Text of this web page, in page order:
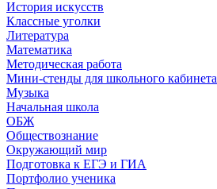
История искусств
Классные уголки
Литература
Математика
Методическая работа
Мини-стенды для школьного кабинета
Музыка
Начальная школа
ОБЖ
Обществознание
Окружающий мир
Подготовка к ЕГЭ и ГИА
Портфолио ученика